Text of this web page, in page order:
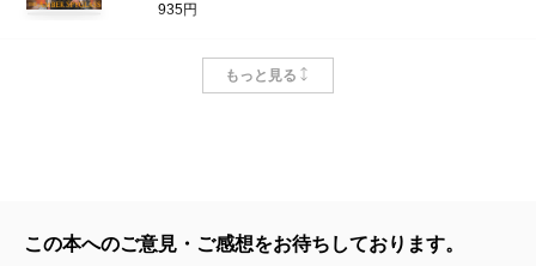
とは何なのか。宗教による支配や洗脳、権力の腐敗、
「何が危うくなっているかを考えてください。自由に
935円
ダーク・マテリアルズIII 琥珀の望遠鏡
〔上〕
〔下〕
もっと見る
この本へのご意見・ご感想をお待ちしております。